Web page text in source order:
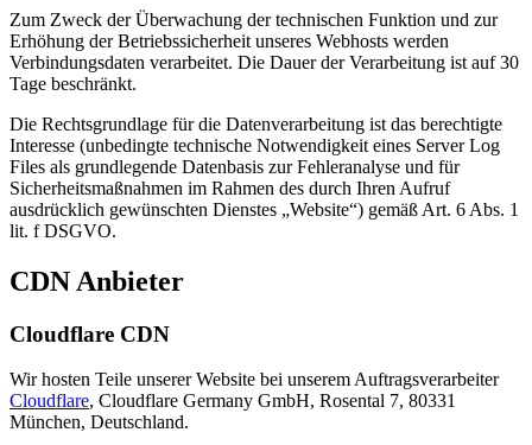
Zum Zweck der Überwachung der technischen Funktion und zur
Erhöhung der Betriebssicherheit unseres Webhosts werden
Verbindungsdaten verarbeitet. Die Dauer der Verarbeitung ist auf 30
Tage beschränkt.
Die Rechtsgrundlage für die Datenverarbeitung ist das berechtigte
Interesse (unbedingte technische Notwendigkeit eines Server Log
Files als grundlegende Datenbasis zur Fehleranalyse und für
Sicherheitsmaßnahmen im Rahmen des durch Ihren Aufruf
ausdrücklich gewünschten Dienstes „Website“) gemäß Art. 6 Abs. 1
lit. f DSGVO.
CDN Anbieter
Cloudflare CDN
Wir hosten Teile unserer Website bei unserem Auftragsverarbeiter
Cloudflare, Cloudflare Germany GmbH, Rosental 7, 80331
München, Deutschland.